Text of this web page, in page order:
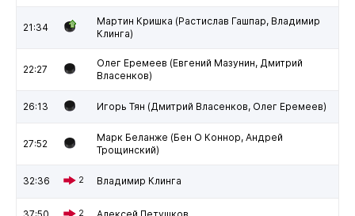
21:34
Мартин Кришка (Растислав Гашпар, Владимир
Клинга)
22:27
Олег Еремеев (Евгений Мазунин, Дмитрий
Власенков)
26:13 Игорь Тян (Дмитрий Власенков, Олег Еремеев)
27:52
Марк Беланже (Бен О Коннор, Андрей
Трощинский)
32:36 2 Владимир Клинга
2